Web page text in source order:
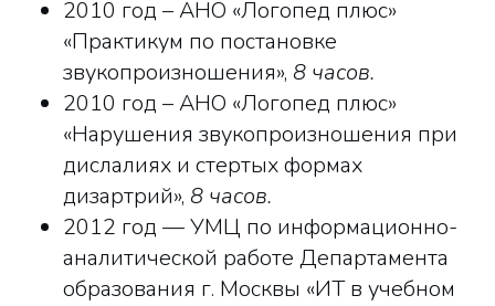
2010 год – АНО «Логопед плюс»
«Практикум по постановке
звукопроизношения», 8 часов.
2010 год – АНО «Логопед плюс»
«Нарушения звукопроизношения при
дислалиях и стертых формах
дизартрий», 8 часов.
2012 год — УМЦ по информационно-
аналитической работе Департамента
образования г. Москвы «ИТ в учебном